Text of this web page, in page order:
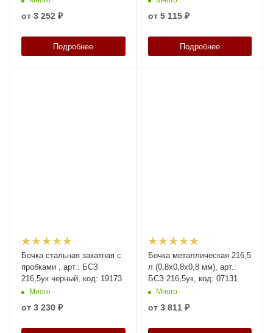
от 3 252 ₽
Подробнее
от 5 115 ₽
Подробнее
Бочка стальная закатная с
пробками , арт.: БСЗ
216,5ук черный, код: 19173
Много
от 3 230 ₽
Бочка металлическая 216,5
л (0,8х0,8х0,8 мм), арт.:
БСЗ 216,5ук, код: 07131
Много
от 3 811 ₽